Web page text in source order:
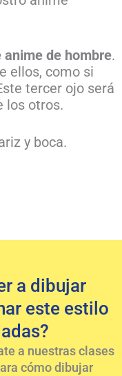
anime de hombre.
ellos, como si
tercer ojo será
los otros.
y boca.
a dibujar
este estilo
a nuestras clases
cómo dibujar